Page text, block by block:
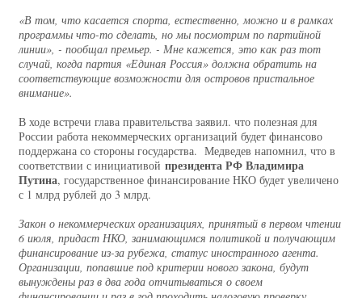
«В том, что касается спорта, естественно, можно и в рамках
программы что-то сделать, но мы посмотрим по партийной
линии», - пообщал премьер. - Мне кажется, это как раз тот
случай, когда партия «Единая Россия» должна обратить на
соответствующие возможности для островов пристальное
внимание».
В ходе встречи глава правительства заявил. что полезная для
России работа некоммерческих организаций будет финансово
поддержана со стороны государства. Медведев напомнил, что в
соответствии с инициативой президента РФ Владимира
Путина, государственное финансирование НКО будет увеличено
с 1 млрд рублей до 3 млрд.
Закон о некоммерческих организациях, принятый в первом чтении
6 июля, придаст НКО, занимающимся политикой и получающим
финансирование из-за рубежа, статус иностранного агента.
Организации, попавшие под критерии нового закона, будут
вынуждены раз в два года отчитываться о своем